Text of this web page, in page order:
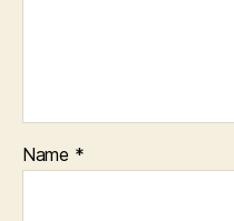
Name *